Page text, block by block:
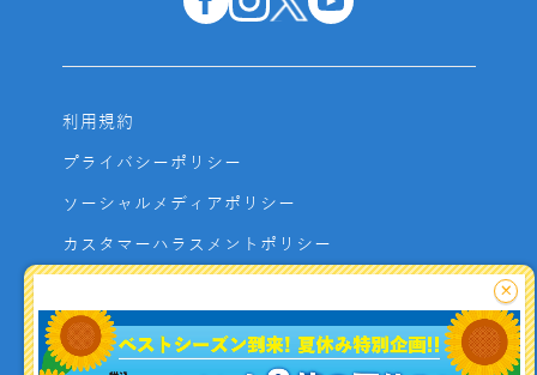
利用規約
プライバシーポリシー
ソーシャルメディアポリシー
カスタマーハラスメントポリシー
よくあるご質問
お問い合わせ
×